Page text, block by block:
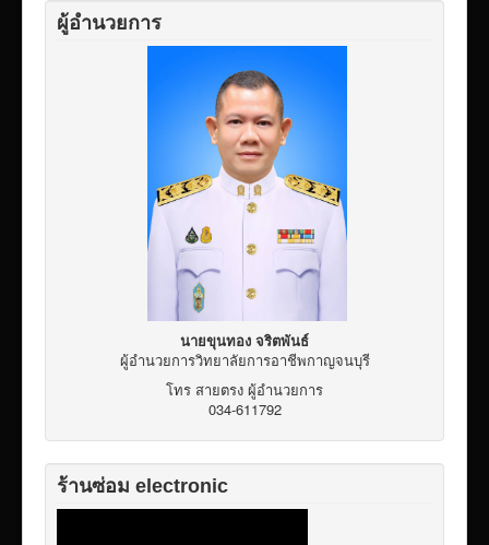
ผู้อำนวยการ
นายขุนทอง จริตพันธ์
ผู้อำนวยการวิทยาลัยการอาชีพกาญจนบุรี
โทร สายตรง ผู้อำนวยการ
034-611792
ร้านซ่อม electronic